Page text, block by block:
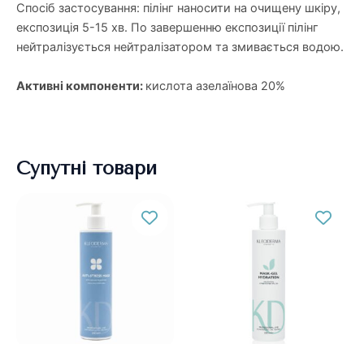
Спосіб застосування: пілінг наносити на очищену шкіру,
експозиція 5-15 хв. По завершенню експозиції пілінг
нейтралізується нейтралізатором та змивається водою.
Активні компоненти: кислота азелаїнова 20%
Супутні товари